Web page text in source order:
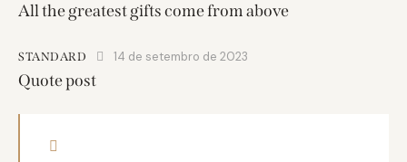
All the greatest gifts come from above
STANDARD 14 de setembro de 2023
Quote post